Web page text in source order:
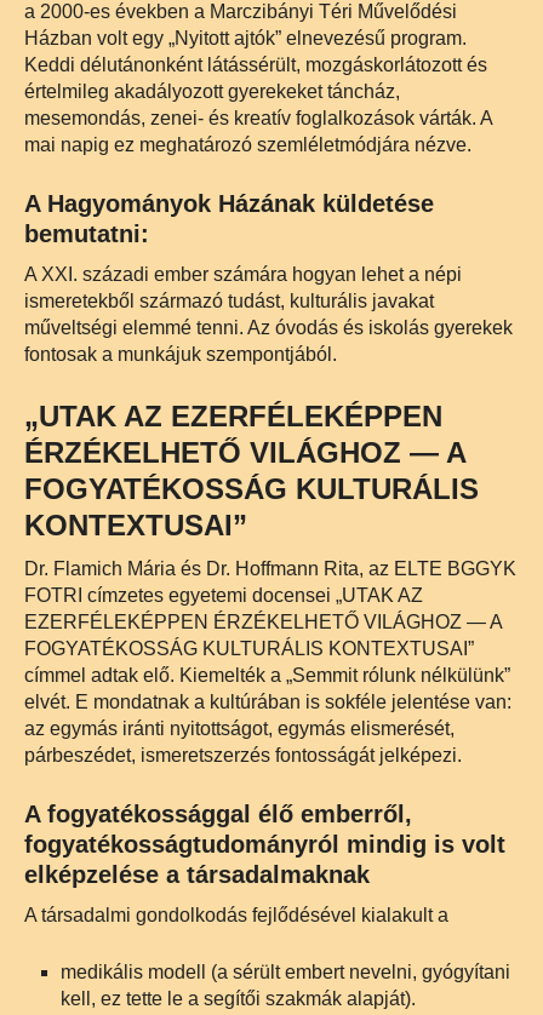
a 2000-es években a Marczibányi Téri Művelődési
Házban volt egy „Nyitott ajtók” elnevezésű program.
Keddi délutánonként látássérült, mozgáskorlátozott és
értelmileg akadályozott gyerekeket táncház,
mesemondás, zenei- és kreatív foglalkozások várták. A
mai napig ez meghatározó szemléletmódjára nézve.
A Hagyományok Házának küldetése
bemutatni:
A XXI. századi ember számára hogyan lehet a népi
ismeretekből származó tudást, kulturális javakat
műveltségi elemmé tenni. Az óvodás és iskolás gyerekek
fontosak a munkájuk szempontjából.
„UTAK AZ EZERFÉLEKÉPPEN
ÉRZÉKELHETŐ VILÁGHOZ — A
FOGYATÉKOSSÁG KULTURÁLIS
KONTEXTUSAI”
Dr. Flamich Mária és Dr. Hoffmann Rita, az ELTE BGGYK
FOTRI címzetes egyetemi docensei „UTAK AZ
EZERFÉLEKÉPPEN ÉRZÉKELHETŐ VILÁGHOZ — A
FOGYATÉKOSSÁG KULTURÁLIS KONTEXTUSAI”
címmel adtak elő. Kiemelték a „Semmit rólunk nélkülünk”
elvét. E mondatnak a kultúrában is sokféle jelentése van:
az egymás iránti nyitottságot, egymás elismerését,
párbeszédet, ismeretszerzés fontosságát jelképezi.
A fogyatékossággal élő emberről,
fogyatékosságtudományról mindig is volt
elképzelése a társadalmaknak
A társadalmi gondolkodás fejlődésével kialakult a
medikális modell (a sérült embert nevelni, gyógyítani
kell, ez tette le a segítői szakmák alapját).